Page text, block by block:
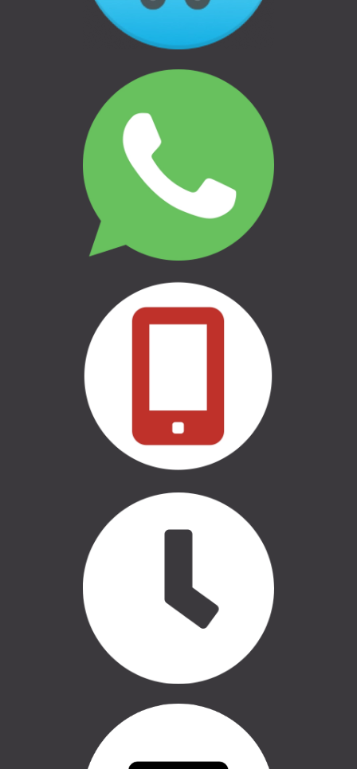
Privātuma politika
THULE | AUTO BAGĀŽNIEKI
THULE | VELO TURĒTĀJI
THULE | ĢIMENEI UN BĒRNIEM
THULE | CEĻOŠANAI UN
THULE | MARĶĪZES UN SĀNU
CASE LOGIC | SOMAS
AUTO APRĪKOJUMS